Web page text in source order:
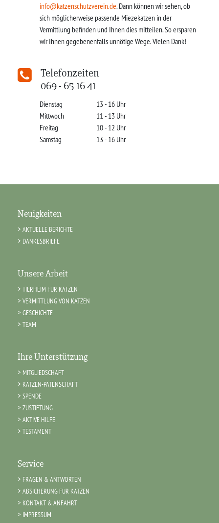
info@katzenschutzverein.de. Dann können wir sehen, ob
sich möglicherweise passende Miezekatzen in der
Vermittlung befinden und Ihnen dies mitteilen. So ersparen
wir Ihnen gegebenenfalls unnötige Wege. Vielen Dank!
Telefonzeiten
069 - 65 16 41
Dienstag
13 - 16 Uhr
Mittwoch
11 - 13 Uhr
Freitag
10 - 12 Uhr
Samstag
13 - 16 Uhr
Neuigkeiten
AKTUELLE BERICHTE
DANKESBRIEFE
Unsere Arbeit
TIERHEIM FÜR KATZEN
VERMITTLUNG VON KATZEN
GESCHICHTE
TEAM
Ihre Unterstützung
MITGLIEDSCHAFT
KATZEN-PATENSCHAFT
SPENDE
ZUSTIFTUNG
AKTIVE HILFE
TESTAMENT
Service
FRAGEN & ANTWORTEN
ABSICHERUNG FÜR KATZEN
KONTAKT & ANFAHRT
IMPRESSUM